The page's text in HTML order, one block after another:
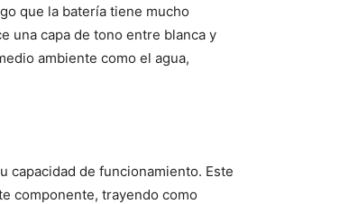
que la batería tiene mucho
una capa de tono entre blanca y
ambiente como el agua,
capacidad de funcionamiento. Este
componente, trayendo como